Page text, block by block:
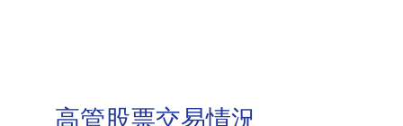
高管股票交易情況